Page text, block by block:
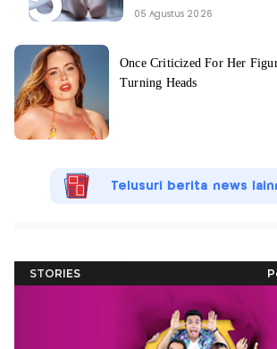
05 Agustus 2026
Telusuri berita news